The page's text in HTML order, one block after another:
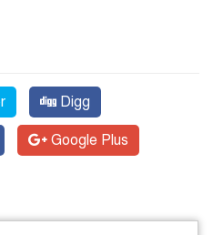
Digg
Google Plus